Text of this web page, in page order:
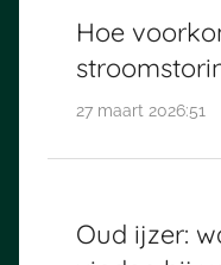
Hoe
27 maart 2026:51
Oud ijzer: